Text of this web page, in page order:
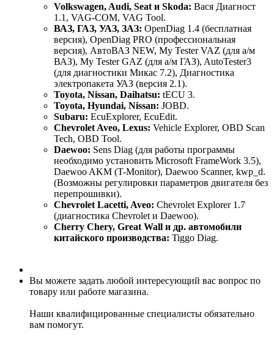
Volkswagen, Audi, Seat и Skoda: Вася Диагност
1.1, VAG-COM, VAG Tool.
ВАЗ, ГАЗ, УАЗ, ЗАЗ: OpenDiag 1.4 (бесплатная
версия), OpenDiag PRO (профессиональная
версия), АвтоВАЗ NEW, My Tester VAZ (для а/м
ВАЗ), My Tester GAZ (для а/м ГАЗ), AutoTester3
(для диагностики Микас 7.2), Диагностика
электропакета УАЗ (версия 2.1).
Toyota, Nissan, Daihatsu: tECU 3.
Toyota, Hyundai, Nissan: JOBD.
Subaru: EcuExplorer, EcuEdit.
Chevrolet Aveo, Lexus: Vehicle Explorer, OBD Scan
Tech, OBD Tool.
Daewoo: Sens Diag (для работы программы
необходимо установить Microsoft FrameWork 3.5),
Daewoo AKM (T-Monitor), Daewoo Scanner, kwp_d.
(Возможны регулировки параметров двигателя без
перепрошивки).
Chevrolet Lacetti, Aveo: Chevrolet Explorer 1.7
(диагностика Chevrolet и Daewoo).
Cherry Chery, Great Wall и др. автомобили
китайского производства: Tiggo Diag.
Вы можете задать любой интересующий вас вопрос по
товару или работе магазина.
Наши квалифицированные специалисты обязательно
вам помогут.